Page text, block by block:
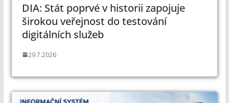
DIA: Stát poprvé v historii zapojuje
širokou veřejnost do testování
digitálních služeb
29.7.2026